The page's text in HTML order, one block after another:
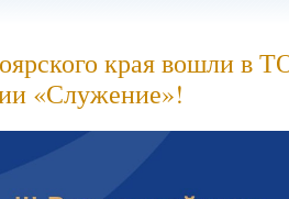
края вошли в
«Служение»!